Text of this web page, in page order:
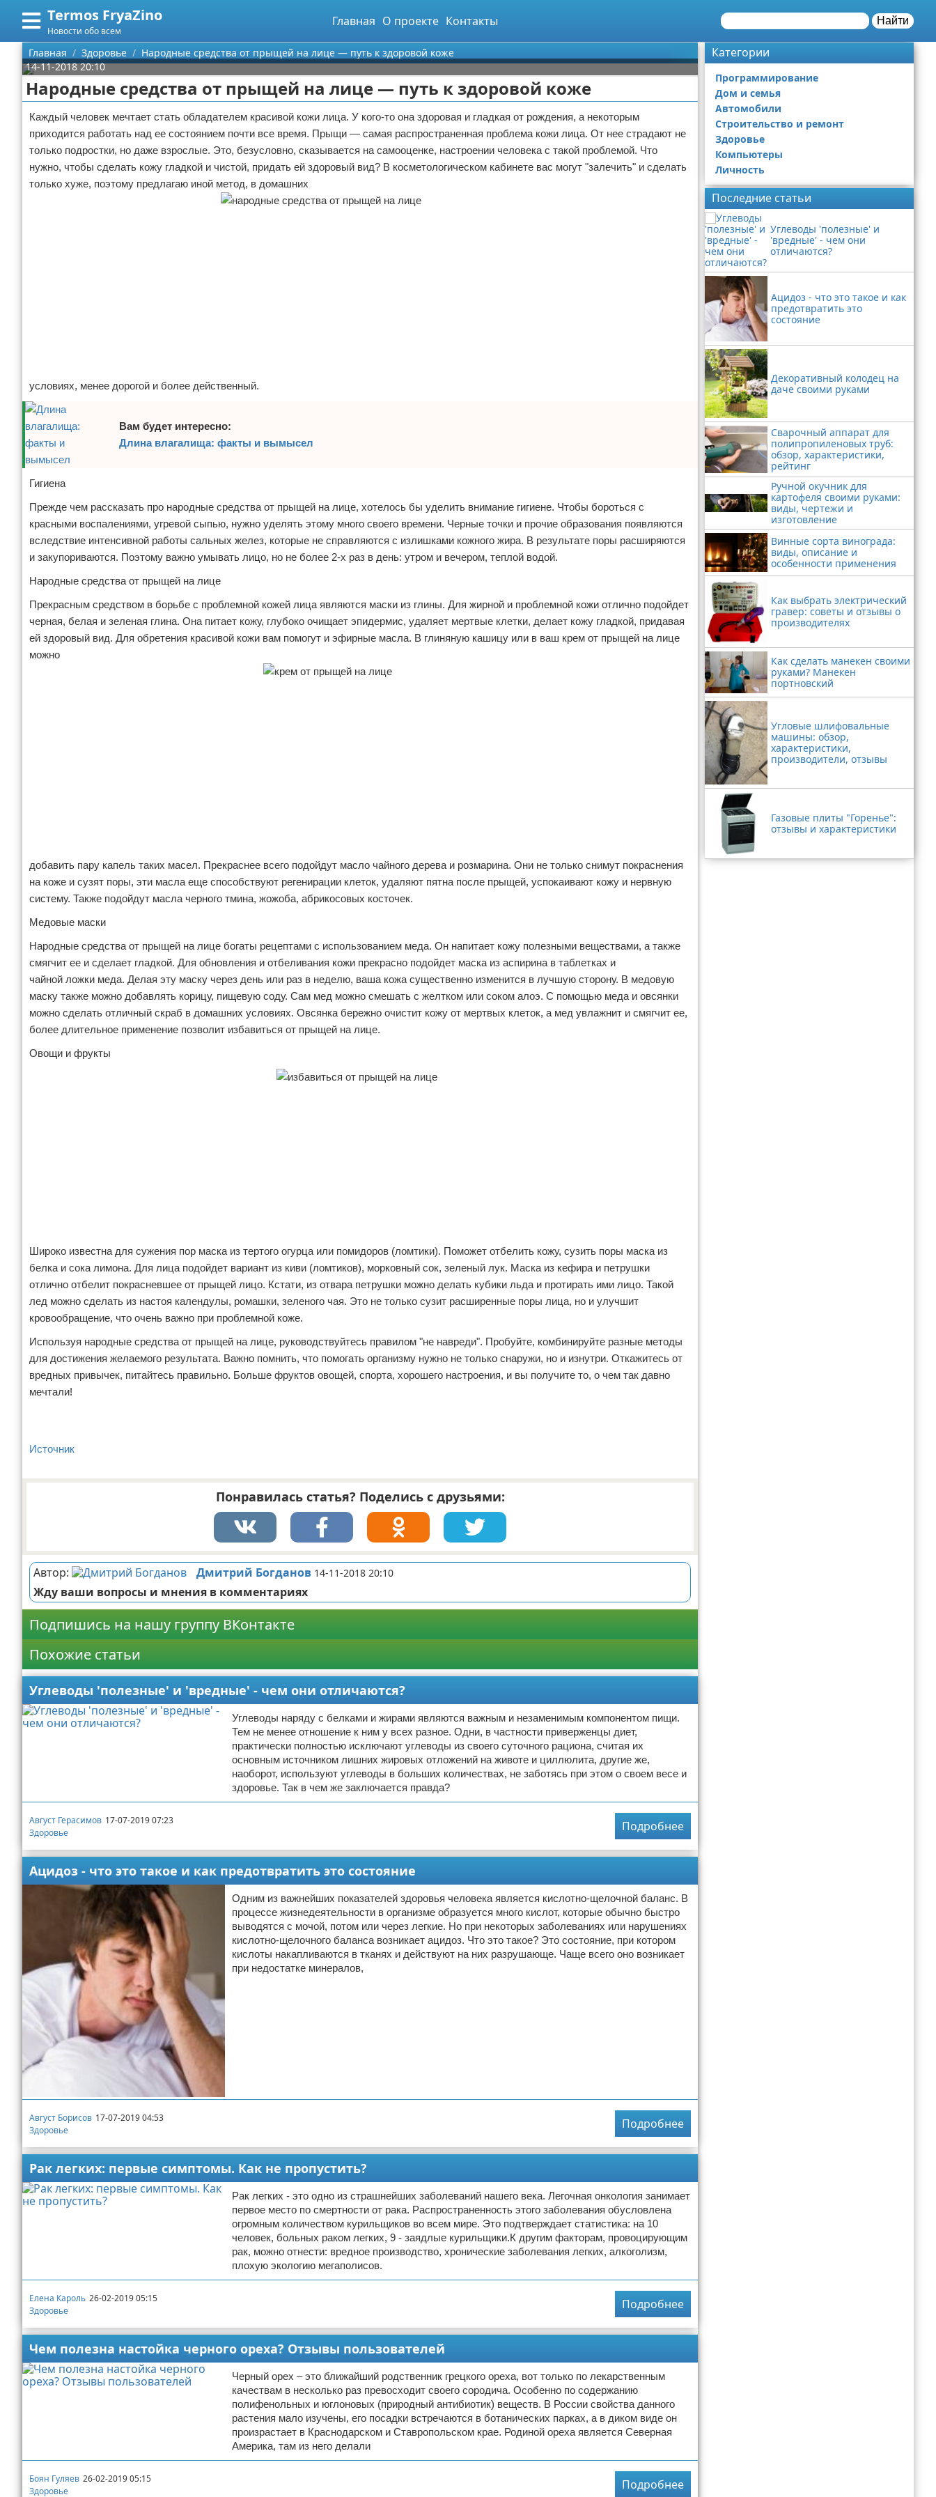
Termos FryaZino
Новости обо всем
Главная О проекте Контакты Найти
Меню
Главная
Категории
Программирование
Дом и семья
Автомобили
Поиск
О проекте
Контакты
Главная Здоровье
Народные средства от прыщей на лице — путь к здоровой коже
14-11-2018 20:10
Народные средства от прыщей на лице — путь к здоровой коже
Каждый человек мечтает стать обладателем красивой кожи лица. У кого-то она здоровая и гладкая от рождения, а некоторым
приходится работать над ее состоянием почти все время. Прыщи — самая распространенная проблема кожи лица. От нее страдают не
только подростки, но даже взрослые. Это, безусловно, сказывается на самооценке, настроении человека с такой проблемой. Что
нужно, чтобы сделать кожу гладкой и чистой, придать ей здоровый вид? В косметологическом кабинете вас могут "залечить" и сделать
только хуже, поэтому предлагаю иной метод, в домашних
условиях, менее дорогой и более действенный.
Вам будет интересно:
Длина влагалища: факты и вымысел
Гигиена
Прежде чем рассказать про народные средства от прыщей на лице, хотелось бы уделить внимание гигиене. Чтобы бороться с
красными воспалениями, угревой сыпью, нужно уделять этому много своего времени. Черные точки и прочие образования появляются
вследствие интенсивной работы сальных желез, которые не справляются с излишками кожного жира. В результате поры расширяются
и закупориваются. Поэтому важно умывать лицо, но не более 2-х раз в день: утром и вечером, теплой водой.
Народные средства от прыщей на лице
Прекрасным средством в борьбе с проблемной кожей лица являются маски из глины. Для жирной и проблемной кожи отлично подойдет
черная, белая и зеленая глина. Она питает кожу, глубоко очищает эпидермис, удаляет мертвые клетки, делает кожу гладкой, придавая
ей здоровый вид. Для обретения красивой кожи вам помогут и эфирные масла. В глиняную кашицу или в ваш крем от прыщей на лице
можно
добавить пару капель таких масел. Прекраснее всего подойдут масло чайного дерева и розмарина. Они не только снимут покраснения
на коже и сузят поры, эти масла еще способствуют регенирации клеток, удаляют пятна после прыщей, успокаивают кожу и нервную
систему. Также подойдут масла черного тмина, жожоба, абрикосовых косточек.
Медовые маски
Народные средства от прыщей на лице богаты рецептами с использованием меда. Он напитает кожу полезными веществами, а также
смягчит ее и сделает гладкой. Для обновления и отбеливания кожи прекрасно подойдет маска из аспирина в таблетках и
чайной ложки меда. Делая эту маску через день или раз в неделю, ваша кожа существенно изменится в лучшую сторону. В медовую
маску также можно добавлять корицу, пищевую соду. Сам мед можно смешать с желтком или соком алоэ. С помощью меда и овсянки
можно сделать отличный скраб в домашних условиях. Овсянка бережно очистит кожу от мертвых клеток, а мед увлажнит и смягчит ее,
более длительное применение позволит избавиться от прыщей на лице.
Овощи и фрукты
Широко известна для сужения пор маска из тертого огурца или помидоров (ломтики). Поможет отбелить кожу, сузить поры маска из
белка и сока лимона. Для лица подойдет вариант из киви (ломтиков), морковный сок, зеленый лук. Маска из кефира и петрушки
отлично отбелит покрасневшее от прыщей лицо. Кстати, из отвара петрушки можно делать кубики льда и протирать ими лицо. Такой
лед можно сделать из настоя календулы, ромашки, зеленого чая. Это не только сузит расширенные поры лица, но и улучшит
кровообращение, что очень важно при проблемной коже.
Используя народные средства от прыщей на лице, руководствуйтесь правилом "не навреди". Пробуйте, комбинируйте разные методы
для достижения желаемого результата. Важно помнить, что помогать организму нужно не только снаружи, но и изнутри. Откажитесь от
вредных привычек, питайтесь правильно. Больше фруктов овощей, спорта, хорошего настроения, и вы получите то, о чем так давно
мечтали!
Источник
Понравилась статья? Поделись с друзьями:
Автор: Дмитрий Богданов 14-11-2018 20:10
Жду ваши вопросы и мнения в комментариях
Подпишись на нашу группу ВКонтакте
Похожие статьи
Углеводы 'полезные' и 'вредные' - чем они отличаются?
Углеводы наряду с белками и жирами являются важным и незаменимым компонентом пищи.
Тем не менее отношение к ним у всех разное. Одни, в частности приверженцы диет,
практически полностью исключают углеводы из своего суточного рациона, считая их
основным источником лишних жировых отложений на животе и циллюлита, другие же,
наоборот, используют углеводы в больших количествах, не заботясь при этом о своем весе и
здоровье. Так в чем же заключается правда?
Август Герасимов 17-07-2019 07:23
Здоровье
Подробнее
Ацидоз - что это такое и как предотвратить это состояние
Одним из важнейших показателей здоровья человека является кислотно-щелочной баланс. В
процессе жизнедеятельности в организме образуется много кислот, которые обычно быстро
выводятся с мочой, потом или через легкие. Но при некоторых заболеваниях или нарушениях
кислотно-щелочного баланса возникает ацидоз. Что это такое? Это состояние, при котором
кислоты накапливаются в тканях и действуют на них разрушающе. Чаще всего оно возникает
при недостатке минералов,
Август Борисов 17-07-2019 04:53
Здоровье
Подробнее
Рак легких: первые симптомы. Как не пропустить?
Рак легких - это одно из страшнейших заболеваний нашего века. Легочная онкология занимает
первое место по смертности от рака. Распространенность этого заболевания обусловлена
огромным количеством курильщиков во всем мире. Это подтверждает статистика: на 10
человек, больных раком легких, 9 - заядлые курильщики.К другим факторам, провоцирующим
рак, можно отнести: вредное производство, хронические заболевания легких, алкоголизм,
плохую экологию мегаполисов.
Елена Кароль 26-02-2019 05:15
Здоровье
Подробнее
Чем полезна настойка черного ореха? Отзывы пользователей
Черный орех – это ближайший родственник грецкого ореха, вот только по лекарственным
качествам в несколько раз превосходит своего сородича. Особенно по содержанию
полифенольных и юглоновых (природный антибиотик) веществ. В России свойства данного
растения мало изучены, его посадки встречаются в ботанических парках, а в диком виде он
произрастает в Краснодарском и Ставропольском крае. Родиной ореха является Северная
Америка, там из него делали
Боян Гуляев 26-02-2019 05:15
Здоровье
Подробнее
Категории
Программирование
Дом и семья
Автомобили
Строительство и ремонт
Здоровье
Компьютеры
Личность
Последние статьи
Углеводы 'полезные' и
'вредные' - чем они
отличаются?
Ацидоз - что это такое и как
предотвратить это
состояние
Декоративный колодец на
даче своими руками
Сварочный аппарат для
полипропиленовых труб:
обзор, характеристики,
рейтинг
Ручной окучник для
картофеля своими руками:
виды, чертежи и
изготовление
Винные сорта винограда:
виды, описание и
особенности применения
Как выбрать электрический
гравер: советы и отзывы о
производителях
Как сделать манекен своими
руками? Манекен
портновский
Угловые шлифовальные
машины: обзор,
характеристики,
производители, отзывы
Газовые плиты "Горенье":
отзывы и характеристики